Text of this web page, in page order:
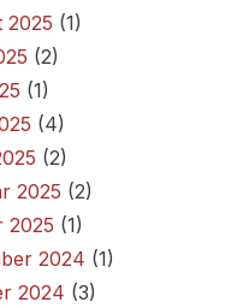
2025 (1)
(2)
(1)
(4)
(2)
2025 (2)
2025 (1)
2024 (1)
2024 (3)